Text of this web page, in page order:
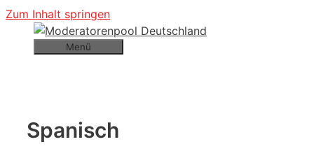
Zum Inhalt springen
Menü
Spanisch